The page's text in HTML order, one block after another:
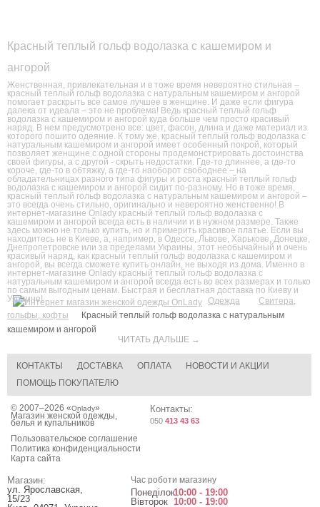
Красный теплый гольф водолазка с кашемиром и
ангорой
Женственная, привлекательная и в тоже время невероятно стильная –
красный теплый гольф водолазка с натуральным кашемиром и ангорой
помогает раскрыть все самое лучшее в женщине. И даже если фигура
далека от идеала – это не проблема! Ведь красный теплый гольф
водолазка с кашемиром и ангорой куда больше чем просто красивый
наряд. В нем предусмотрено все: цвет, фасон, длина и даже материал из
которого пошито одеяние. К тому же, красный теплый гольф водолазка с
натуральным кашемиром и ангорой имеет особенный покрой, который
позволяет женщине с одной стороны продемонстрировать достоинства
своей фигуры, а с другой - скрыть недостатки. Где-то длиннее, а где-то
короче, где-то в обтяжку, а где-то наоборот свободнее – на
обладательницах разного типа фигуры и роста красный теплый гольф
водолазка с кашемиром и ангорой сидит по-разному. Но в тоже время,
красный теплый гольф водолазка с натуральным кашемиром и ангорой –
это всегда очень стильно, оригинально и невероятно женственно! В
интернет-магазине Onlady красный теплый гольф водолазка с
кашемиром и ангорой всегда есть в наличии и в нужном размере. Также
здесь можно не только купить, но и примерить красивое платье. Если вы
находитесь не в Киеве, а, например, в Одессе, Львове, Харькове, Донецке,
Днепропетровске или за пределами Украины, этот необычайный и очень
красивый наряд, как красный теплый гольф водолазка с кашемиром и
ангорой, вы всегда сможете купить онлайн, не выходя из дома. Именно в
интернет-магазине Onlady красный теплый гольф водолазка с
натуральным кашемиром и ангорой всегда есть во всех размерах и только
по самым выгодным ценам. Быстрая и бесплатная доставка по Киеву и
Украине!
ЧИТАТЬ ДАЛЬШЕ →
Одежда
Свитера,
гольфы, кофты
Красный теплый гольф водолазка с натуральным
кашемиром и ангорой
КОНТАКТЫ ДОСТАВКА ОПЛАТА
НОВОСТИ И АКЦИИ
ПОМОЩЬ ПОКУПАТЕЛЮ
© 2007–2026 «Onlady»
Магазин женской одежды,
белья и купальников
Пользовательское соглашение
Политика конфиденциальности
Карта сайта
Контакты:
050 413 43 63
Магазин:
ул. Ярославская,
15/23
Час роботи магазину
Понеділок10:00 - 19:00
Вівторок 10:00 - 19:00